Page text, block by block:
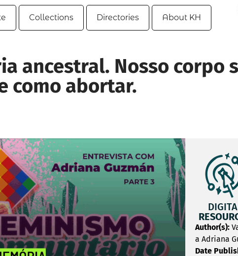
Collections Directories About KH
ancestral. Nosso corpo
como abortar.
Author(s):
a Adriana
Date